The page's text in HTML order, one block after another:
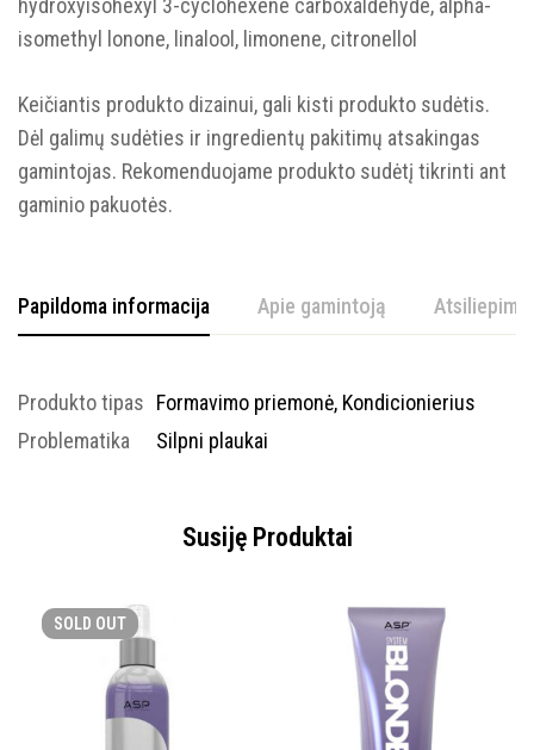
hydroxyisohexyl 3-cyclohexene carboxaldehyde, alpha-
isomethyl lonone, linalool, limonene, citronellol
Keičiantis produkto dizainui, gali kisti produkto sudėtis.
Dėl galimų sudėties ir ingredientų pakitimų atsakingas
gamintojas. Rekomenduojame produkto sudėtį tikrinti ant
gaminio pakuotės.
Papildoma informacija Apie gamintoją
Produkto tipas Formavimo priemonė, Kondicionierius
Problematika
Silpni plaukai
Susiję Produktai
SOLD OUT